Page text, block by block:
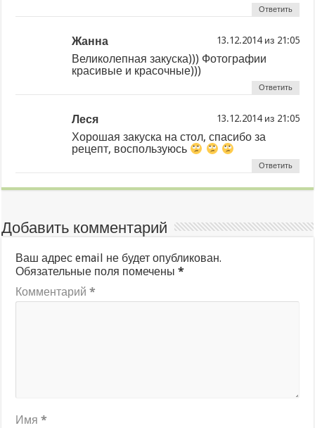
Ответить
Жанна из
Великолепная закуска))) Фотографии
красивые и красочные)))
Ответить
Леся из
Хорошая закуска на стол, спасибо за
рецепт, воспользуюсь
Ответить
Добавить комментарий
Ваш адрес email не будет опубликован.
Обязательные поля помечены*
Комментарий*
Имя*